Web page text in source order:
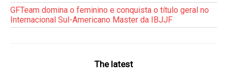
GFTeam domina o feminino e conquista o título geral no
Internacional Sul-Americano Master da IBJJF
The latest